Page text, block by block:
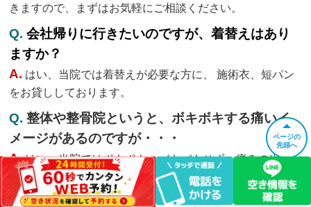
きますので、まずはお気軽にご相談ください。
Q.会社帰りに行きたいのですが、着替えはあり
ますか？
A. はい、当院では着替えが必要な方に、 施術衣、短パン
をお貸ししております。
Q.整体や整骨院というと、ボキボキする痛いイ
メージがあるのですが・・・
A. はい、当院ではポキポキ、バキバキせず、痛みの出な
い特殊な矯正を行っておりますので、ご安心下さい。
ページの
先頭へ